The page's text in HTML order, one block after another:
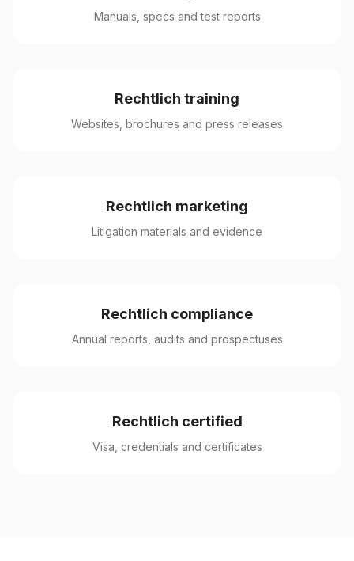
Manuals, specs and test reports
Rechtlich training
Websites, brochures and press releases
Rechtlich marketing
Litigation materials and evidence
Rechtlich compliance
Annual reports, audits and prospectuses
Rechtlich certified
Visa, credentials and certificates